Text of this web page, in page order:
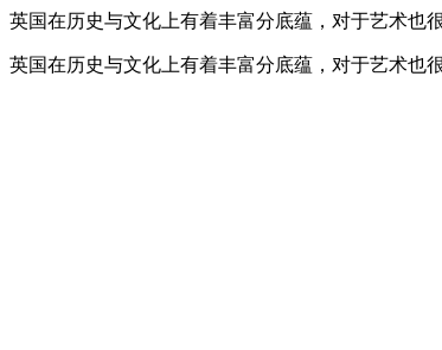
英国在历史与文化上有着丰富分底蕴，对于艺术也
英国在历史与文化上有着丰富分底蕴，对于艺术也